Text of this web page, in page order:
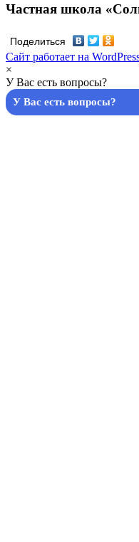
Частная школа
Поделиться
Сайт работает на
×
У Вас есть вопросы?
У Вас есть вопросы?